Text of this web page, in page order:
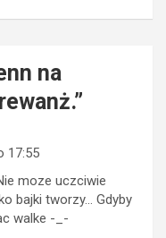
na
”
17:55
moze uczciwie
bajki tworzy… Gdyby
walke -_-